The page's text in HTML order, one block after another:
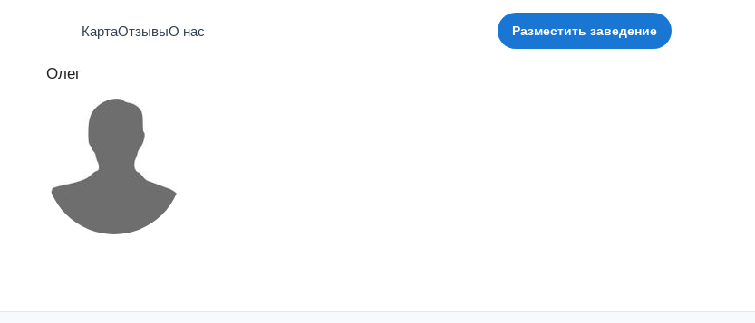
КартаОтзывыО нас Разместить заведение
Олег